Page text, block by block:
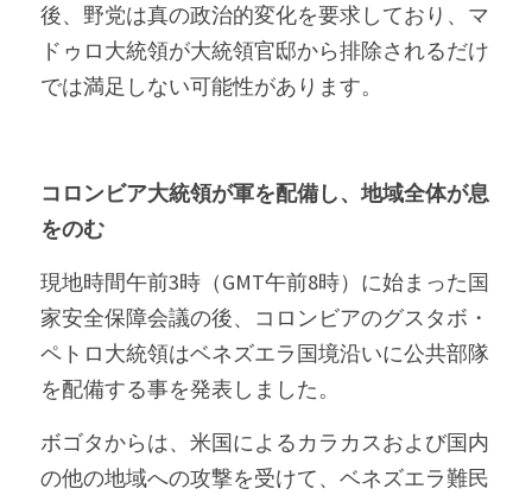
後、野党は真の政治的変化を要求しており、マ
ドゥロ大統領が大統領官邸から排除されるだけ
では満足しない可能性があります。
コロンビア大統領が軍を配備し、地域全体が息
をのむ
現地時間午前3時（GMT午前8時）に始まった国
家安全保障会議の後、コロンビアのグスタボ・
ペトロ大統領はベネズエラ国境沿いに公共部隊
を配備する事を発表しました。
ボゴタからは、米国によるカラカスおよび国内
の他の地域への攻撃を受けて、ベネズエラ難民